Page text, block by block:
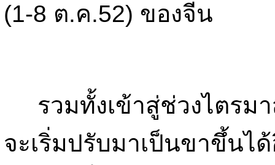
(1-8 ต.ค.52) ของจีน
รวมทั้งเข้าสู่ช่วงไตรม
จะเริ่มปรับมาเป็นขาขึ้นไ